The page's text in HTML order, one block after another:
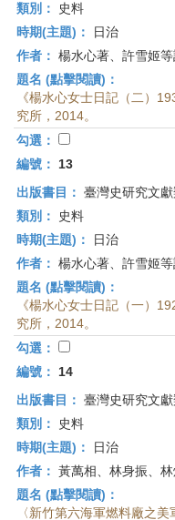
類別：
史料
時期(主題)：
日治
作者： 楊水心著、許雪姬
題名 (點擊閱讀)：
《楊水心女士日記（二）
究所，2014。
勾選：
編號：
13
出版書目： 臺灣史研究文
類別：
史料
時期(主題)：
日治
作者： 楊水心著、許雪姬
題名 (點擊閱讀)：
《楊水心女士日記（一）
究所，2014。
勾選：
編號：
14
出版書目： 臺灣史研究文
類別：
史料
時期(主題)：
日治
作者： 黃萬相、林身振、
題名 (點擊閱讀)：
〈新竹第六海軍燃料廠之